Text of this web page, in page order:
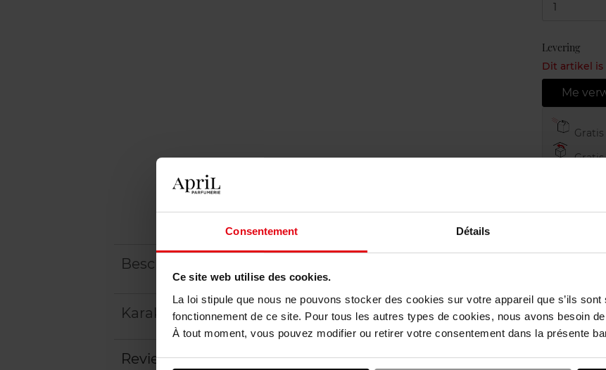
Consentement Détails
Ce site web utilise des cookies.
La loi stipule que nous ne pouvons stocker des cookies sur votre appareil que s’ils
fonctionnement de ce site. Pour tous les autres types de cookies, nous avons besoin
À tout moment, vous pouvez modifier ou retirer votre consentement dans la présente
1
Levering
Dit artikel
Me
Gratis
Beschrijving
Karakteristieken
Review Beleid inzake klantbeoordelingen